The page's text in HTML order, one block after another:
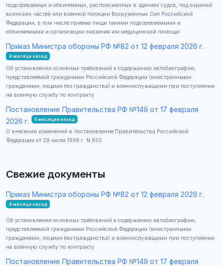
подозреваемых и обвиняемых, расположенных в зданиях судов, под охраной
воинских частей или военной полиции Вооруженных Сил Российской
Федерации, в том числе приема пищи такими подозреваемыми и
обвиняемыми и организации оказания им медицинской помощи
Приказ Министра обороны РФ №82 от 12 февраля 2026 г.
4 месяца назад
Об установлении основных требований к содержанию автобиографии,
представляемой гражданами Российской Федерации (иностранными
гражданами, лицами без гражданства) и военнослужащими при поступлении
на военную службу по контракту
Постановление Правительства РФ №149 от 17 февраля
2026 г.
5 месяцев назад
О внесении изменений в постановление Правительства Российской
Федерации от 29 июля 1998 г. N 855
Свежие документы
Приказ Министра обороны РФ №82 от 12 февраля 2026 г.
4 месяца назад
Об установлении основных требований к содержанию автобиографии,
представляемой гражданами Российской Федерации (иностранными
гражданами, лицами без гражданства) и военнослужащими при поступлении
на военную службу по контракту
Постановление Правительства РФ №149 от 17 февраля